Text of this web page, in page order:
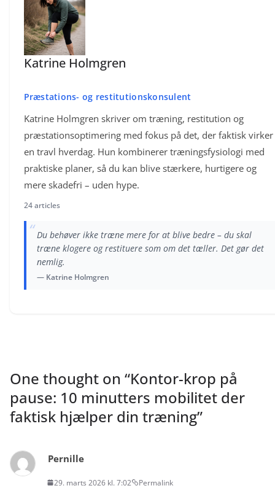
Katrine Holmgren
Præstations- og restitutionskonsulent
Katrine Holmgren skriver om træning, restitution og
præstationsoptimering med fokus på det, der faktisk virker
en travl hverdag. Hun kombinerer træningsfysiologi med
praktiske planer, så du kan blive stærkere, hurtigere og
mere skadefri – uden hype.
24 articles
“ Du behøver ikke træne mere for at blive bedre – du skal
træne klogere og restituere som om det tæller. Det gør det
nemlig.
— Katrine Holmgren
One thought on “Kontor-krop på
pause: 10 minutters mobilitet der
faktisk hjælper din træning”
Pernille
29. marts 2026 kl. 7:02 Permalink